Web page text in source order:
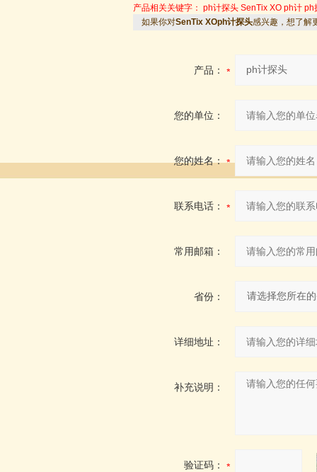
产品相关关键字： ph计探头 SenTix XO ph计 ph
如果你对SenTix XOph计探头感兴趣，想了解
产品：
您的单位：
您的姓名：
联系电话：
常用邮箱：
省份：
详细地址：
补充说明：
验证码：